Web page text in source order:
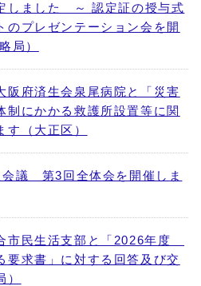
しました ～ 認定証の授与式
のプレゼンテーション会を開
局）
阪府済生会泉尾病院と「災害
制にかかる救護所設置等に関
す（大正区）
議 第3回全体会を開催しま
市民生活支部と「2026年度
要求書」に対する回答及び交
）